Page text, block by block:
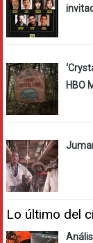
HBO
Lo último del